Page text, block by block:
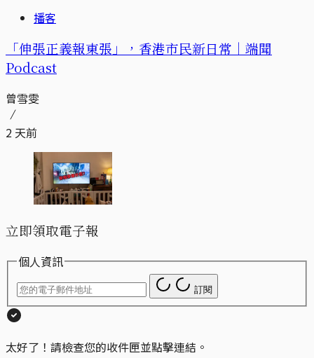
播客
「伸張正義報東張」，香港市民新日常｜端聞
Podcast
曾雪雯
2 天前
立即領取電子報
個人資訊
訂閱
太好了！請檢查您的收件匣並點擊連結。